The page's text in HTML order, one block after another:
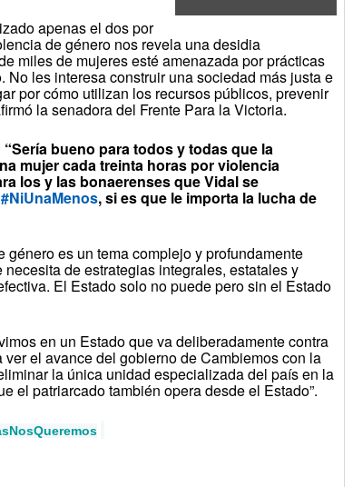
apenas el dos por
de género nos revela una desidia
miles de mujeres esté amenazada por prácticas
No les interesa construir una sociedad más justa e
por cómo utilizan los recursos públicos, prevenir
la senadora del Frente Para la Victoria.
“Sería bueno para todos y todas que la
mujer cada treinta horas por violencia
los y las bonaerenses que Vidal se
#NiUnaMenos, si es que le importa la lucha de
es un tema complejo y profundamente
de estrategias integrales, estatales y
El Estado solo no puede pero sin el Estado
en un Estado que va deliberadamente contra
el avance del gobierno de Cambiemos con la
la única unidad especializada del país en la
el patriarcado también opera desde el Estado”.